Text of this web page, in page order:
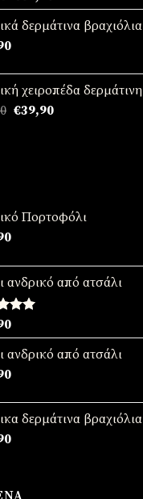
price
was:
τρέχουσα
τιμή
δερμάτινα
χειροπέδα
Original
€39,90Η
Πορτοφόλι
ανδρικό από ατσάλι
ανδρικό από ατσάλι
δερμάτινα βραχιόλια